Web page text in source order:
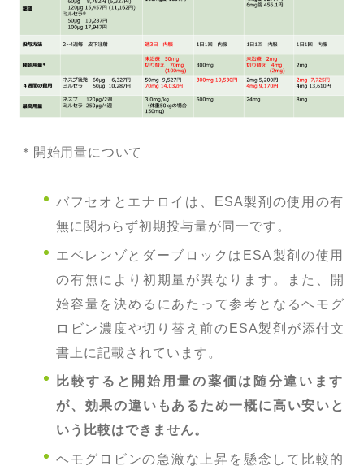
＊開始用量について
バフセオとエナロイは、ESA製剤の使用の有
無に関わらず初期投与量が同一です。
エベレンゾとダーブロックはESA製剤の使用
の有無により初期量が異なります。また、開
始容量を決めるにあたって参考となるヘモグ
ロビン濃度や切り替え前のESA製剤が添付文
書上に記載されています。
比較すると 開始用量の薬価は随分違います
が、効果の違いもあるため一概に高い安いと
いう比較はできません。
ヘモグロビンの急激な上昇を懸念して比較的